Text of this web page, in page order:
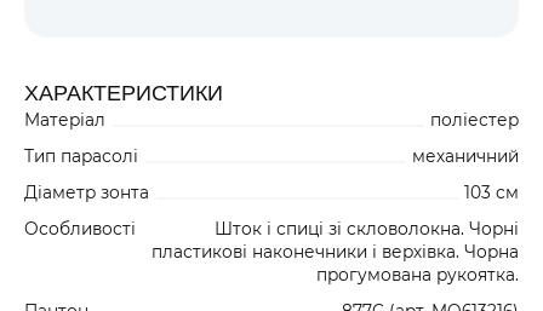
ХАРАКТЕРИСТИКИ
Матеріал
поліестер
Тип парасолі
механичний
Діаметр зонта
103 см
Особливості
Шток і спиці зі скловолокна. Чорні
пластикові наконечники і верхівка. Чорна
прогумована рукоятка.